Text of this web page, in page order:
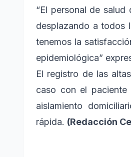
“El personal de
desplazando a todos
tenemos la
epidemiológica”
El registro de las
caso con el
aislamiento
rápida. (Redacción